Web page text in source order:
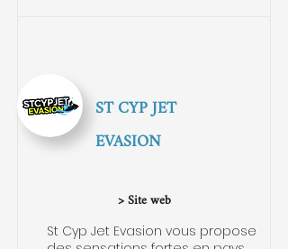
St Cyp Jet Evasion vous propose
> Site web
ST CYP JET
EVASION